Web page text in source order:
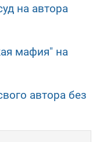
на автора
мафия" на
автора без